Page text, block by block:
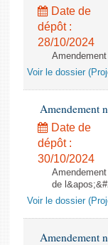
Date de
dépôt :
28/10/2024
Voir le dossier
Amendement
Date de
dépôt :
30/10/2024
de
Voir le dossier
Amendement